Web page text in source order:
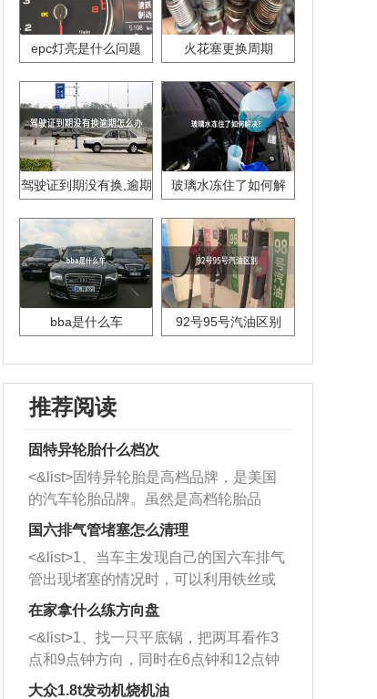
epc灯亮是什么问题 火花塞更换周期
驾驶证到期没有换,逾期
玻璃水冻住了如何解
bba是什么车 92号95号汽油区别
推荐阅读
固特异轮胎什么档次
<&list>固特异轮胎是高档品牌，是美国
的汽车轮胎品牌。虽然是高档轮胎品
牌，但是中高低端的轮胎都有生产，这
也是为了更好的开拓市场。
国六排气管堵塞怎么清理
<&list>1、当车主发现自己的国六车排气
管出现堵塞的情况时，可以利用铁丝或
者是细棍，直接将杂物给取出来，如果
堵塞情况比较严重，也可以采取应急措
施。 <&list>2、直接利用木棍将所有的
杂物推到排气管里面的位置处，然后将
三元催化器拆解开，就可以将堵塞的东
在家拿什么练方向盘
<&list>1、找一只平底锅，把两耳看作3
点和9点钟方向，同时在6点钟和12点钟
方向做一个标记。 <&list>2、双手握住
大众1.8t发动机烧机油